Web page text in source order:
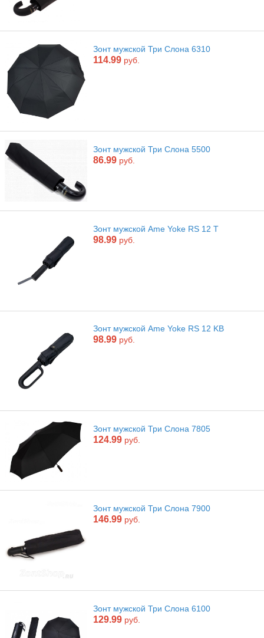
Зонт мужской Три Слона 6310
114.99 руб.
Зонт мужской Три Слона 5500
86.99 руб.
Зонт мужской Ame Yoke RS 12 T
98.99 руб.
Зонт мужской Ame Yoke RS 12 KB
98.99 руб.
Зонт мужской Три Слона 7805
124.99 руб.
Зонт мужской Три Слона 7900
146.99 руб.
Зонт мужской Три Слона 6100
129.99 руб.